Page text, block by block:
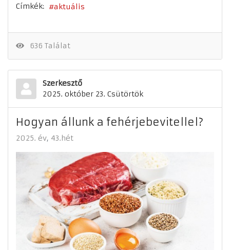
Címkék: aktuális
636 Találat
Szerkesztő
2025. október 23. Csütörtök
Hogyan állunk a fehérjebevitellel?
2025. év 43.hét